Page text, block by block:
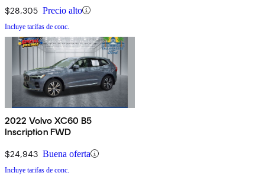
$28,305 Precio alto
Incluye tarifas de conc.
2022 Volvo XC60 B5
Inscription FWD
$24,943 Buena oferta
Incluye tarifas de conc.